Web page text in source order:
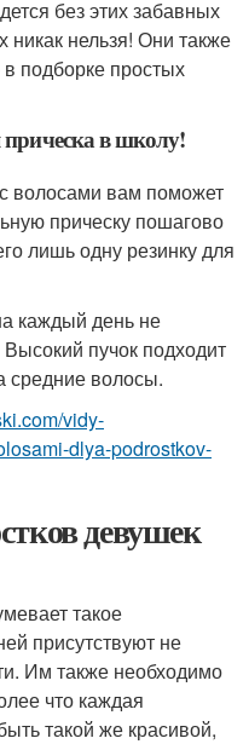
без этих забавных
никак нельзя! Они также
подборке простых
в школу!
волосами вам поможет
прическу пошагово
лишь одну резинку для
каждый день не
пучок подходит
средние волосы.
vidy-
dlya-podrostkov-
девушек
такое
присутствуют не
Им также необходимо
что каждая
такой же красивой,